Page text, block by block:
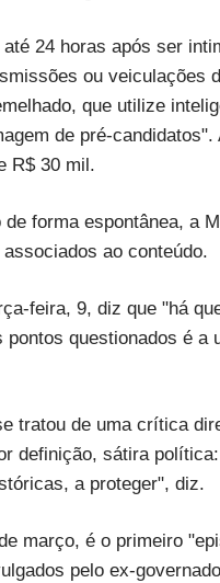
24 horas após ser
ou veiculações
que utilize
de pré-
R$ 30 mil.
forma espontânea, a
ao conteúdo.
feira, 9, diz que "há
questionados é a
tratou de uma crítica
definição, sátira
a proteger", diz.
março, é o primeiro
pelo ex-